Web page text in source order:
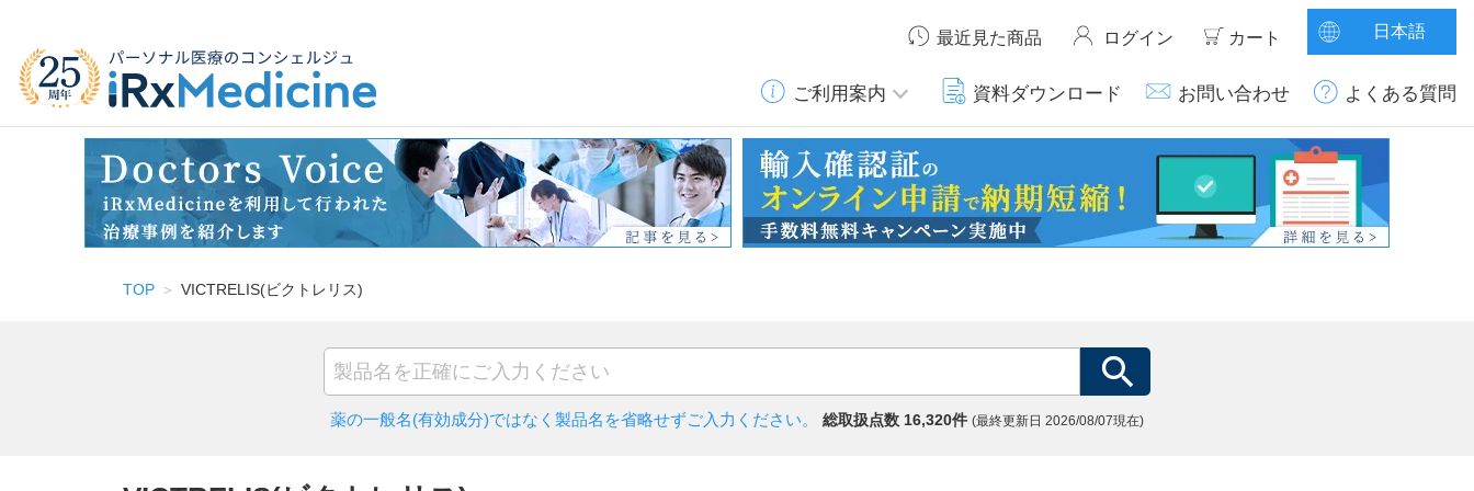
最近見た商品 ログイン カート 日本語
ご利用案内 資料ダウンロード お問い合わせ よくある質問
TOP VICTRELIS(ビクトレリス)
薬の一般名(有効成分)ではなく 製品名を省略せずご入力ください。 総取扱点数 16,320件 (最終更新日 2026/08/07現在)